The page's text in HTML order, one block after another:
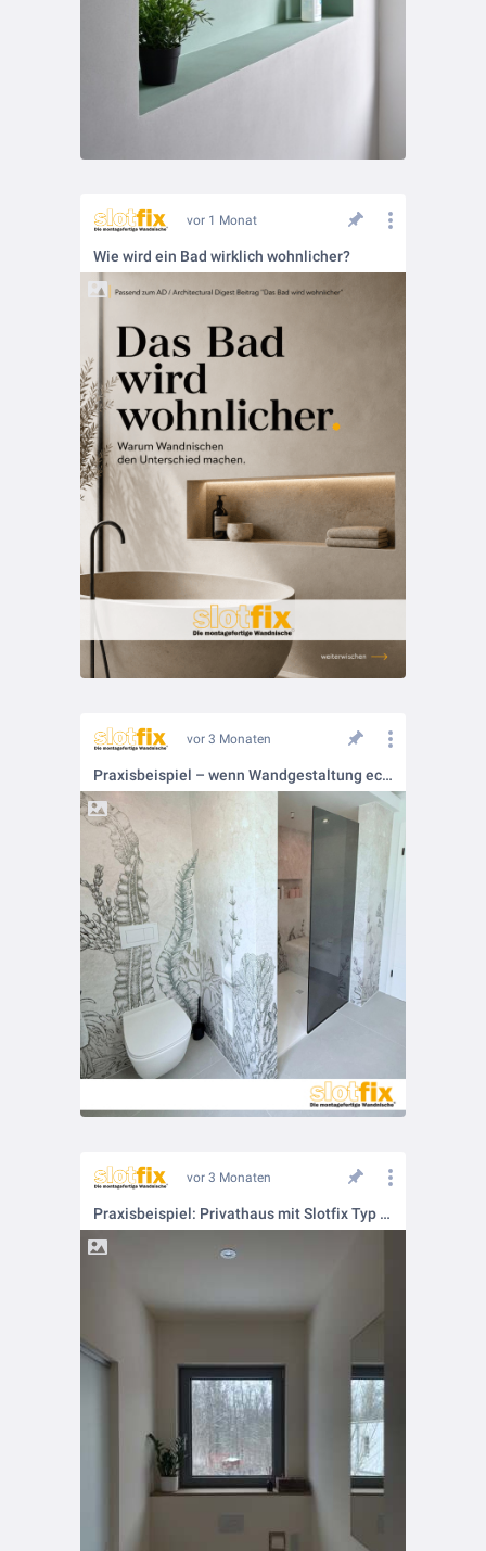
vor 1 Monat
Wie wird ein Bad wirklich wohnlicher?
vor 3 Monaten
Praxisbeispiel – wenn Wandgestaltung echten Mehrwert bekommt
vor 3 Monaten
Praxisbeispiel: Privathaus mit Slotfix Typ 60x16x12 in der Vorsatzschale